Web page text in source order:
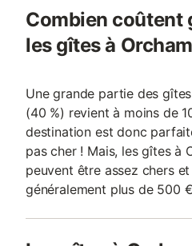
Combien coûtent
les gîtes à
Une grande partie des
(40 %) revient à moins de
destination est donc
pas cher ! Mais, les gîtes à
peuvent être assez chers
généralement plus de 500